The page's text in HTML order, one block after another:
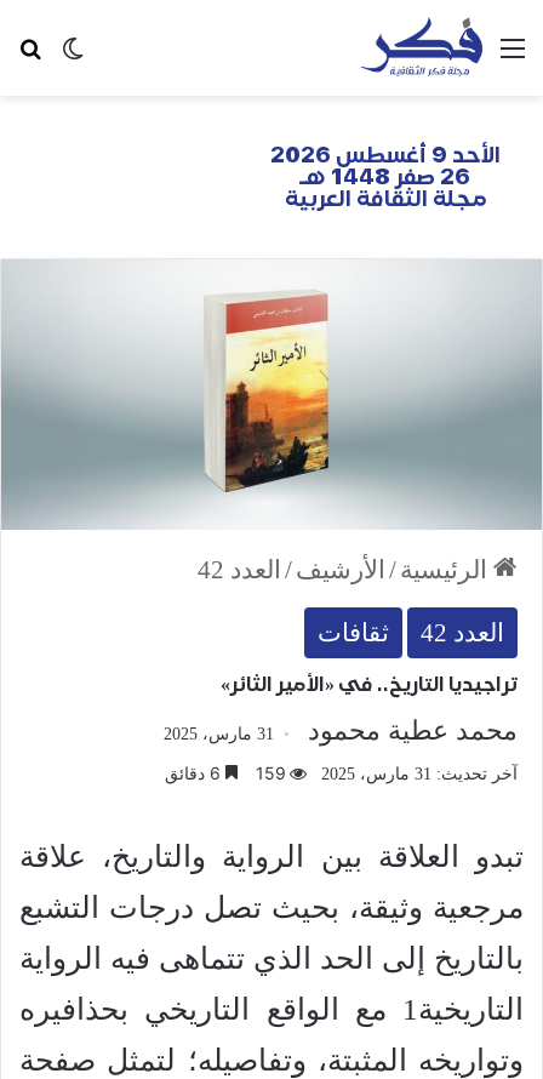
الأحد 9 أغسطس 2026
26 صفر 1448 هـ
مجلة الثقافة العربية
الرئيسية/ الأرشيف/ العدد 42
العدد 42 ثقافات
تراجيديا التاريخ.. في «الأمير الثائر»
محمد عطية محمود 31 مارس، 2025
آخر تحديث: 31 مارس، 2025 159
تبدو العلاقة بين الرواية والتاريخ، علاقة
مرجعية وثيقة، بحيث تصل درجات التشبع
بالتاريخ إلى الحد الذي تتماهى فيه الرواية
التاريخية1 مع الواقع التاريخي بحذافيره
وتواريخه المثبتة، وتفاصيله؛ لتمثل صفحة